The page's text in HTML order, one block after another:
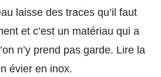
laisse des traces qu’il faut
et c’est un matériau qui a
n’y prend pas garde. Lire la
évier en inox.